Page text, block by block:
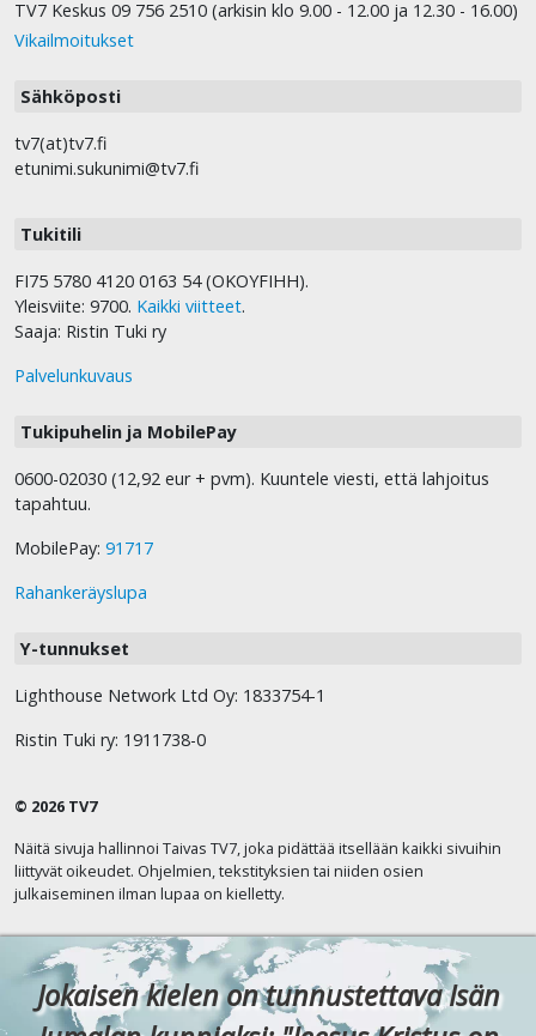
TV7 Keskus 09 756 2510 (arkisin klo 9.00 - 12.00 ja 12.30 - 16.00)
Vikailmoitukset
Sähköposti
tv7(at)tv7.fi
etunimi.sukunimi@tv7.fi
Tukitili
FI75 5780 4120 0163 54 (OKOYFIHH).
Yleisviite: 9700. Kaikki viitteet.
Saaja: Ristin Tuki ry
Palvelunkuvaus
Tukipuhelin ja MobilePay
0600-02030 (12,92 eur + pvm). Kuuntele viesti, että lahjoitus
tapahtuu.
MobilePay: 91717
Rahankeräyslupa
Y-tunnukset
Lighthouse Network Ltd Oy: 1833754-1
Ristin Tuki ry: 1911738-0
© 2026 TV7
Näitä sivuja hallinnoi Taivas TV7, joka pidättää itsellään kaikki sivuihin
liittyvät oikeudet. Ohjelmien, tekstityksien tai niiden osien
julkaiseminen ilman lupaa on kielletty.
Jokaisen kielen on tunnustettava Isän